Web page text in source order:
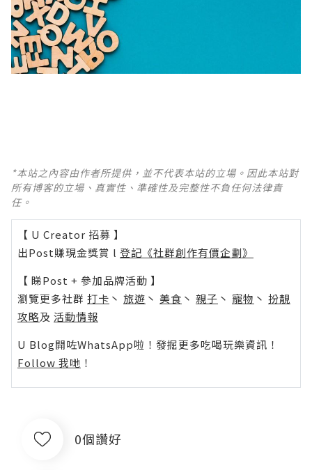
*本站之內容由作者所提供，並不代表本站的立場。因此本站對
所有博客的立場、真實性、準確性及完整性不負任何法律責
任。
【 U Creator 招募 】
出Post賺現金獎賞 l 登記《社群創作有價企劃》
【 睇Post + 參加品牌活動 】
瀏覽更多社群 打卡 丶 旅遊 丶 美食 丶 親子 丶 寵物 丶 扮靚
攻略及 活動情報
U Blog開咗WhatsApp啦！發掘更多吃喝玩樂資訊！
Follow 我哋 ！
0個讚好